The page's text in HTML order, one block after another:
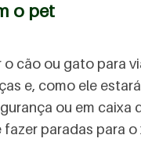
o pet
o cão ou gato para
e, como ele
ou em caixa
fazer paradas para